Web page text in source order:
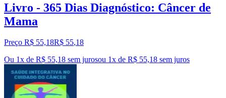
Livro - 365 Dias Diagnóstico: Câncer de
Mama
Preço R$ 55,18R$ 55,18
Ou 1x de R$ 55,18 sem jurosou 1x de R$ 55,18 sem juros